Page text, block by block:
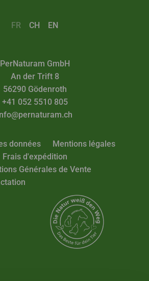
FR CH EN
PerNaturam GmbH
An der Trift 8
56290 Gödenroth
+41 052 5510 805
données
Mentions légales
Frais d'expédition
Générales de Vente